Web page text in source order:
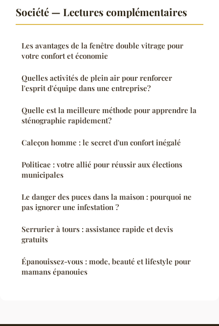
Société — Lectures complémentaires
Les avantages de la fenêtre double vitrage pour
votre confort et économie
Quelles activités de plein air pour renforcer
l'esprit d'équipe dans une entreprise?
Quelle est la meilleure méthode pour apprendre la
sténographie rapidement?
Caleçon homme : le secret d'un confort inégalé
Politicae : votre allié pour réussir aux élections
municipales
Le danger des puces dans la maison : pourquoi ne
pas ignorer une infestation ?
Serrurier à tours : assistance rapide et devis
gratuits
Épanouissez-vous : mode, beauté et lifestyle pour
mamans épanouies